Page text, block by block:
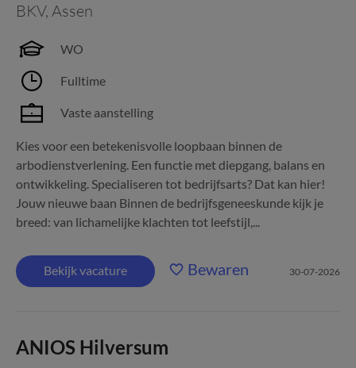
BKV, Assen
WO
Fulltime
Vaste aanstelling
Kies voor een betekenisvolle loopbaan binnen de
arbodienstverlening. Een functie met diepgang, balans en
ontwikkeling. Specialiseren tot bedrijfsarts? Dat kan hier!
Jouw nieuwe baan Binnen de bedrijfsgeneeskunde kijk je
breed: van lichamelijke klachten tot leefstijl,...
Bekijk vacature Bewaren 30-07-2026
ANIOS Hilversum